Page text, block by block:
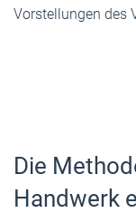
Vorstellungen des
Die
Handwerk